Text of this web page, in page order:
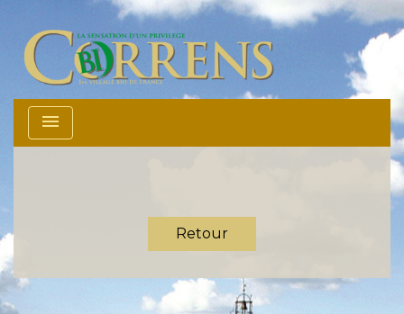
menu
Retour